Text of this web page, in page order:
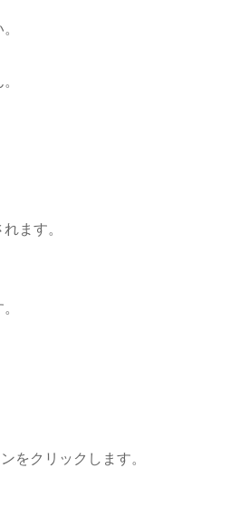
ます。
をクリックします。